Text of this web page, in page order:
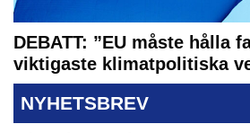
DEBATT: ”EU måste hålla
viktigaste klimatpolitiska
NYHETSBREV